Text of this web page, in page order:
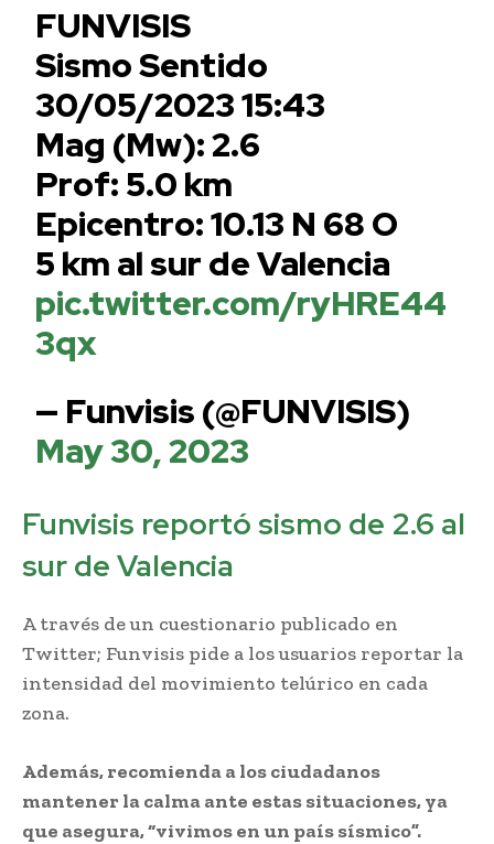
FUNVISIS
Sismo Sentido
30/05/2023 15:43
Mag (Mw): 2.6
Prof: 5.0 km
Epicentro: 10.13 N 68 O
5 km al sur de Valencia
pic.twitter.com/ryHRE44
3qx
— Funvisis (@FUNVISIS)
May 30, 2023
Funvisis reportó sismo de 2.6 al
sur de Valencia
A través de un cuestionario publicado en
Twitter; Funvisis pide a los usuarios reportar la
intensidad del movimiento telúrico en cada
zona.
Además, recomienda a los ciudadanos
mantener la calma ante estas situaciones, ya
que asegura, “vivimos en un país sísmico”.